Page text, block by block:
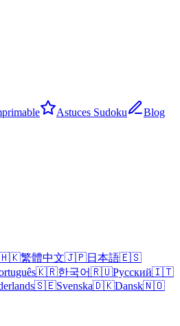
Astuces Sudoku
Blog
繁體中文🇯🇵日本語🇪🇸
🇰🇷한국어🇷🇺Русский🇮🇹
🇸🇪Svenska🇩🇰Dansk🇳🇴